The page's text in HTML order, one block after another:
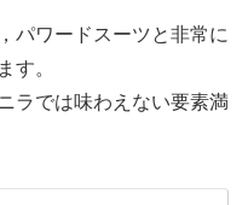
パワードスーツと非常に
す。
ラでは味わえない要素満